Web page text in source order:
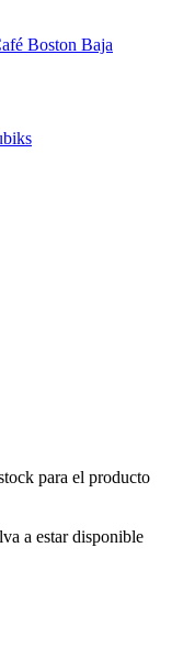
para el producto
a estar disponible